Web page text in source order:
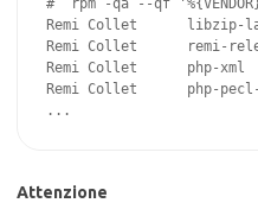
#  rpm -qa --qf
Remi Collet      libzip-
Remi Collet      remi-
Remi Collet      php-xml
Remi Collet      php-
...
Attenzione